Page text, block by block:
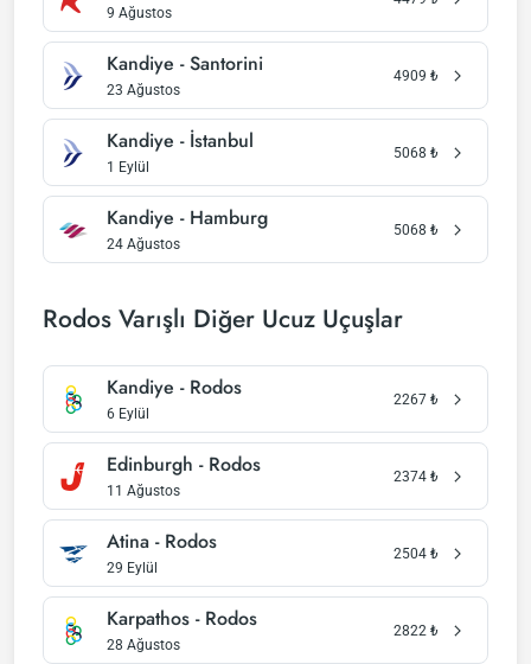
9 Ağustos
Kandiye - Santorini
23 Ağustos
4909 ₺
Kandiye - İstanbul
1 Eylül
5068 ₺
Kandiye - Hamburg
24 Ağustos
5068 ₺
Rodos Varışlı Diğer Ucuz Uçuşlar
Kandiye - Rodos
6 Eylül
2267 ₺
Edinburgh - Rodos
11 Ağustos
2374 ₺
Atina - Rodos
29 Eylül
2504 ₺
Karpathos - Rodos
28 Ağustos
2822 ₺